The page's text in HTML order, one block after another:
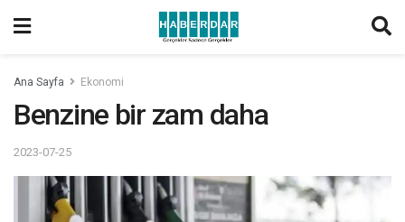
Ana Sayfa Ekonomi
Benzine bir zam daha
2023-07-25